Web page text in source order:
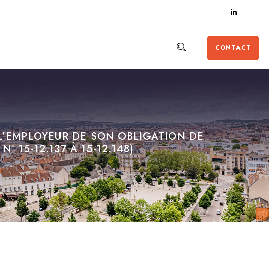
CONTACT
DE SON OBLIGATION DE
15-12.137 À 15-12.148)